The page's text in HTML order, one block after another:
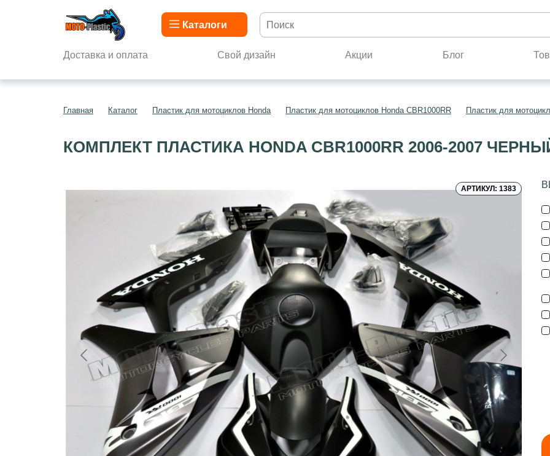
Каталоги
Доставка и оплата Свой дизайн Акции Блог
Главная Каталог Пластик для мотоциклов Honda Пластик для мотоциклов Honda CBR1000RR Пластик для
КОМПЛЕКТ ПЛАСТИКА HONDA CBR1000RR 2006-2007
АРТИКУЛ: 1383